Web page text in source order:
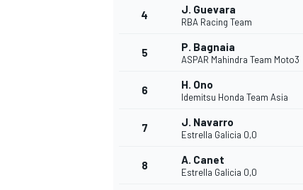
4 J. Guevara
RBA Racing Team
5 P. Bagnaia
ASPAR Mahindra Team Moto3
6 H. Ono
Idemitsu Honda Team Asia
7 J. Navarro
Estrella Galicia 0,0
8 A. Canet
Estrella Galicia 0,0